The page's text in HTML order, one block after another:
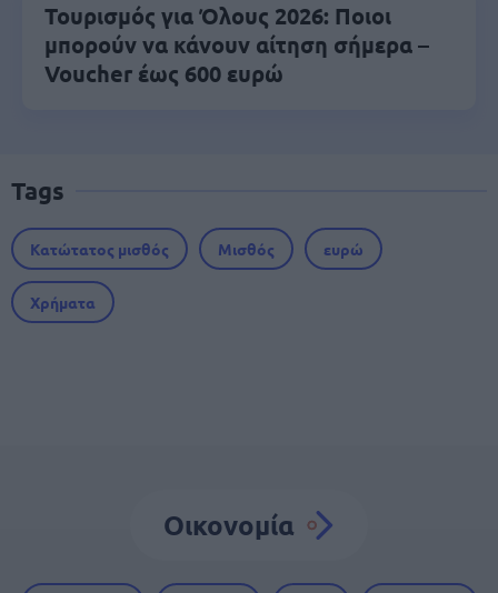
Τουρισμός για Όλους 2026: Ποιοι
μπορούν να κάνουν αίτηση σήμερα –
Voucher έως 600 ευρώ
Tags
Κατώτατος μισθός Μισθός ευρώ
Χρήματα
Οικονομία